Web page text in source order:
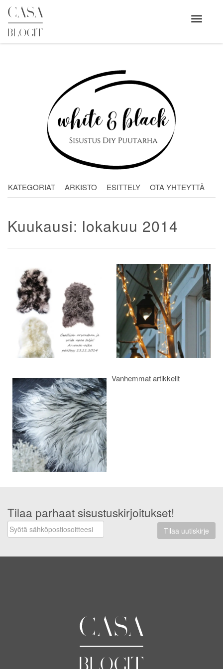
Skip
content
Avaa
valikko
KATEGORIAT ARKISTO ESITTELY OTA YHTEYTTÄ
Kuukausi: lokakuu 2014
Artikkelien
selaus
Vanhemmat artikkelit
Tilaa parhaat sisustuskirjoitukset!
Tilaa uutiskirje